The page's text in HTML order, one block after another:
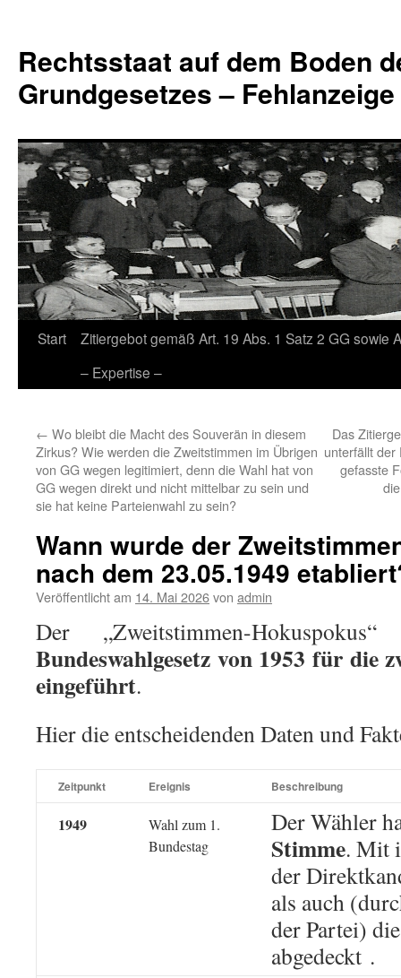
springen
Rechtsstaat auf dem Boden
Grundgesetzes –
Start
Zitiergebot gemäß Art. 19 Abs. 1 Satz 2 GG sowie
– Expertise –
← Wo bleibt die Macht des Souverän in diesem
Zirkus? Wie werden die Zweitstimmen im Übrigen
von GG wegen legitimiert, denn die Wahl hat von
GG wegen direkt und nicht mittelbar zu sein und
sie hat keine Parteienwahl zu sein?
Das
unterfällt der
gefasste
Wann wurde der
nach dem 23.05.1949
Veröffentlicht am 14. Mai 2026von admin
Der „Zweitstimmen-
Bundeswahlgesetz von 1953 für die
eingeführt.
Hier die entscheidenden Daten und
Zeitpunkt Ereignis Beschreibung
1949
Wahl zum 1.
Bundestag
Der Wähler
Stimme. Mit
der
als auch
der Partei)
abgedeckt .